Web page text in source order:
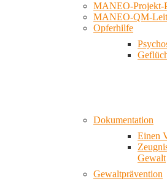
MANEO-Projekt-
MANEO-QM-
Opferhilfe
Dokumentation
Einen
Gewalt
Gewaltprävention